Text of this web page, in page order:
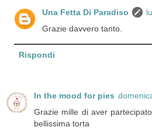
Una Fetta Di Paradiso
Grazie davvero tanto.
Rispondi
In the mood for pies
Grazie mille di aver
bellissima torta